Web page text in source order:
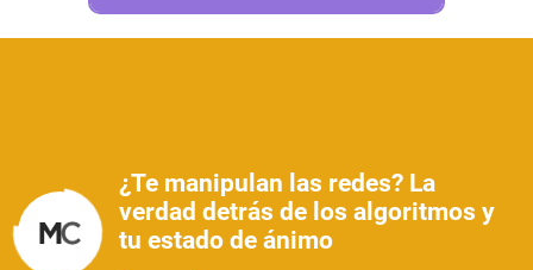
¿Te manipulan las redes? La
verdad detrás de los algoritmos y
tu estado de ánimo